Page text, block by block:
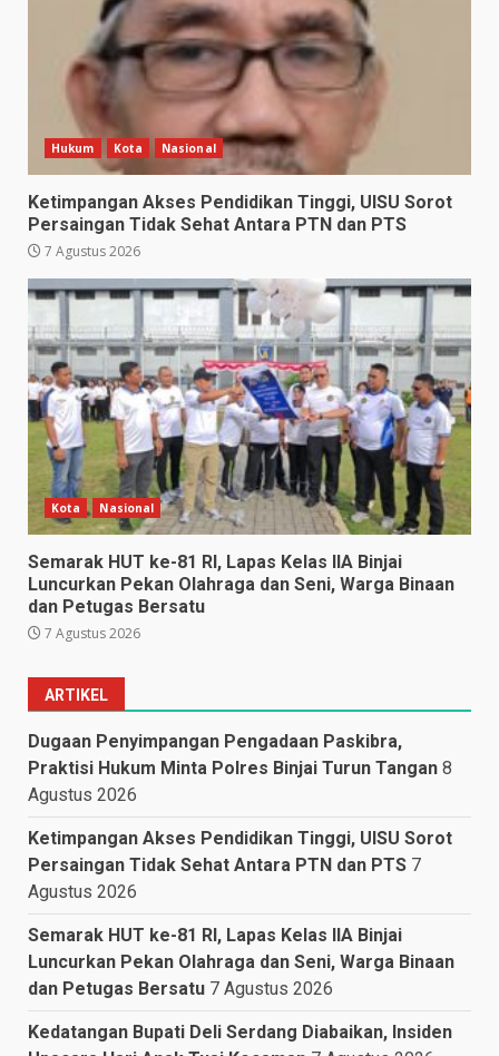
Hukum Kota Nasional
Ketimpangan Akses Pendidikan Tinggi, UISU Sorot
Persaingan Tidak Sehat Antara PTN dan PTS
7 Agustus 2026
Kota Nasional
Semarak HUT ke-81 RI, Lapas Kelas IIA Binjai
Luncurkan Pekan Olahraga dan Seni, Warga Binaan
dan Petugas Bersatu
7 Agustus 2026
ARTIKEL
Dugaan Penyimpangan Pengadaan Paskibra,
Praktisi Hukum Minta Polres Binjai Turun Tangan 8
Agustus 2026
Ketimpangan Akses Pendidikan Tinggi, UISU Sorot
Persaingan Tidak Sehat Antara PTN dan PTS 7
Agustus 2026
Semarak HUT ke-81 RI, Lapas Kelas IIA Binjai
Luncurkan Pekan Olahraga dan Seni, Warga Binaan
dan Petugas Bersatu 7 Agustus 2026
Kedatangan Bupati Deli Serdang Diabaikan, Insiden